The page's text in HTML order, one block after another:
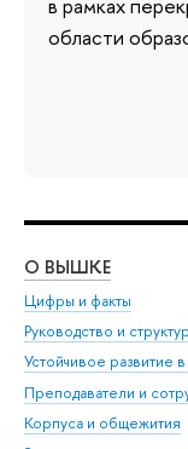
области
О ВЫШКЕ
Цифры и факты
Руководство и
Устойчивое
Преподаватели и
Корпуса и общежития